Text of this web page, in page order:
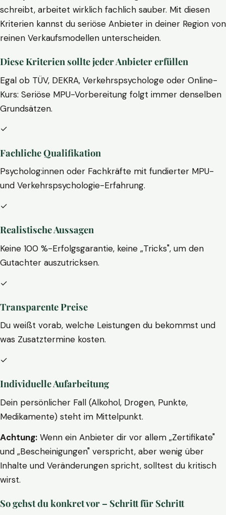
schreibt, arbeitet wirklich fachlich sauber. Mit diesen
Kriterien kannst du seriöse Anbieter in deiner Region von
reinen Verkaufsmodellen unterscheiden.
Diese Kriterien sollte jeder Anbieter erfüllen
Egal ob TÜV, DEKRA, Verkehrspsychologe oder Online-
Kurs: Seriöse MPU-Vorbereitung folgt immer denselben
Grundsätzen.
✓
Fachliche Qualifikation
Psycholog:innen oder Fachkräfte mit fundierter MPU-
und Verkehrspsychologie-Erfahrung.
✓
Realistische Aussagen
Keine 100 %-Erfolgsgarantie, keine „Tricks", um den
Gutachter auszutricksen.
✓
Transparente Preise
Du weißt vorab, welche Leistungen du bekommst und
was Zusatztermine kosten.
✓
Individuelle Aufarbeitung
Dein persönlicher Fall (Alkohol, Drogen, Punkte,
Medikamente) steht im Mittelpunkt.
Achtung: Wenn ein Anbieter dir vor allem „Zertifikate"
und „Bescheinigungen" verspricht, aber wenig über
Inhalte und Veränderungen spricht, solltest du kritisch
wirst.
So gehst du konkret vor – Schritt für Schritt